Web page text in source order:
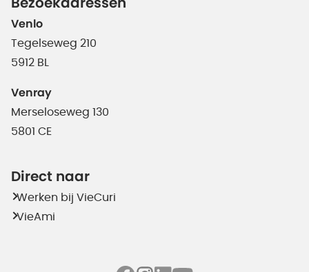
Bezoekadressen
Venlo
Tegelseweg 210
5912 BL
Venray
Merseloseweg 130
5801 CE
Direct naar
Werken bij VieCuri
VieAmi